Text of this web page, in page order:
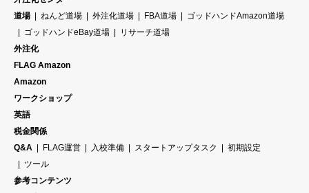
道場
ねんど道場 外注化道場 FBA道場
ゴッドハンドAmazon道場
ゴッドハンドeBay道場
リサーチ道場
外注化
FLAG Amazon
Amazon
ワークショップ
英語
税金関係
Q&A
FLAG運営 入校準備 スタートアップタスク
初期設定
ツール
参考コンテンツ